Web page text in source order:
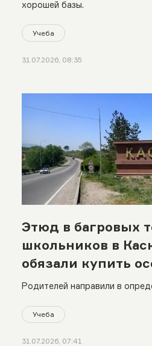
хорошей базы.
Учеба
31.07.2026, 08:35
Этюд в багровых
школьников в
обязали купить
Родителей направили в
Учеба
31.07.2026, 07:41